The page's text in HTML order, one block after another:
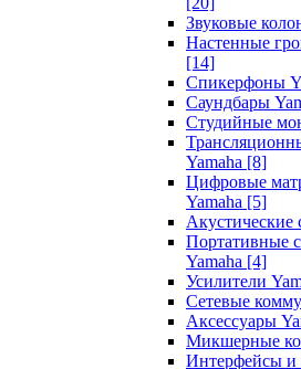
Звуковые
Настенные
[14]
Спикерфоны
Саундбары
Студийные
Yamaha [8]
Цифровые
Yamaha [5]
Акустические
Портативные
Yamaha [4]
Усилители
Сетевые
Аксессуары
Микшерные
Интерфейсы и